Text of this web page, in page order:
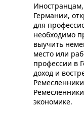
Германии,
для
необходимо
выучить
место или
профессии в
доход и
экономике.